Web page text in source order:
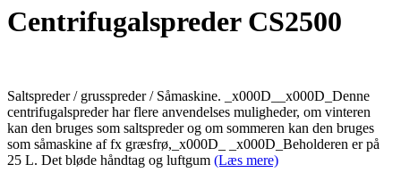
Centrifugalspreder CS2500
Saltspreder / grusspreder / Såmaskine. _x000D__x000D_Denne
centrifugalspreder har flere anvendelses muligheder, om vinteren
kan den bruges som saltspreder og om sommeren kan den bruges
som såmaskine af fx græsfrø,_x000D_ _x000D_Beholderen er på
25 L. Det bløde håndtag og luftgum (Læs mere)